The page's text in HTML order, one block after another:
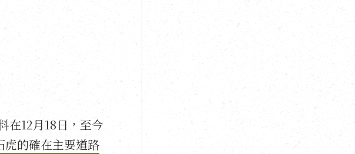
在12月18日，至今
虎的確在主要道路